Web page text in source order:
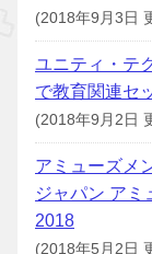
(2018年9月3日
ユニティ・テ
で教育関連セ
(2018年9月2日
アミューズメ
ジャパン アミ
2018
(2018年5月2日